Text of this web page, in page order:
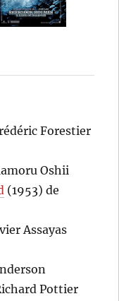
Forestier
Oshii
(1953) de
Assayas
Pottier